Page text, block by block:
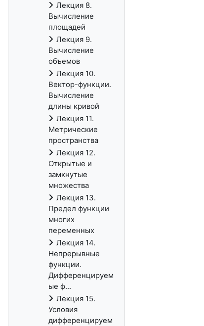
Лекция 8.
Вычисление
площадей
Лекция 9.
Вычисление
объемов
Лекция 10.
Вектор-функции.
Вычисление
длины кривой
Лекция 11.
Метрические
пространства
Лекция 12.
Открытые и
замкнутые
множества
Лекция 13.
Предел функции
многих
переменных
Лекция 14.
Непрерывные
функции.
Дифференцируем
ые ф...
Лекция 15.
Условия
дифференцируем